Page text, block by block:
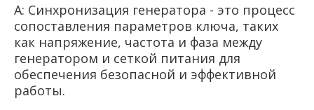
A: Синхронизация генератора - это процесс
сопоставления параметров ключа, таких
как напряжение, частота и фаза между
генератором и сеткой питания для
обеспечения безопасной и эффективной
работы.